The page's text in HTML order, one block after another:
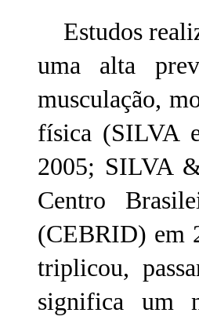
Estudos
uma alta
musculação,
física (SILVA
2005; SILVA
Centro
(CEBRID) em
triplicou,
significa um